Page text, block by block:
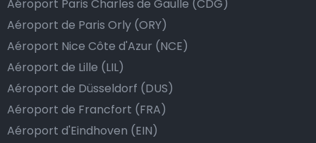
dépasse vos attentes, vous avez bien sûr la possibilité
de donner un pourboire.
La manière la plus simple pour ce faire est d’arrondir
le prix de la course au montant supérieur, ou de dire
au chauffeur de ne pas rendre la monnaie après lui
avoir donné un billet plus élevé que le prix de la
course.
Aéroport Paris Charles de Gaulle (CDG)
Aéroport de Paris Orly (ORY)
Aéroport Nice Côte d'Azur (NCE)
Aéroport de Lille (LIL)
Aéroport de Düsseldorf (DUS)
Aéroport de Francfort (FRA)
Aéroport d'Eindhoven (EIN)